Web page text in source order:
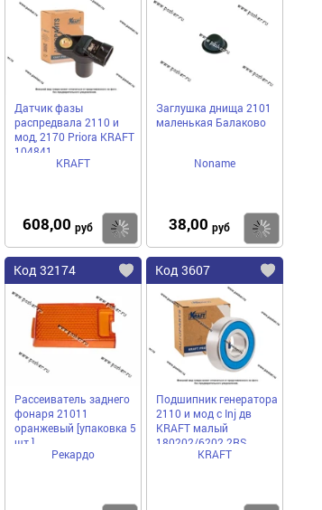
Датчик фазы
распредвала 2110 и
мод, 2170 Priora KRAFT
104841
KRAFT
608,00 руб Купить
Заглушка днища 2101
маленькая Балаково
Noname
38,00 руб
Код 32174
Рассеиватель заднего
фонаря 21011
оранжевый [упаковка 5
шт.]
Рекардо
Код 3607
Подшипник генератора
2110 и мод с Inj дв
KRAFT малый
180202/6202 2RS
KRAFT